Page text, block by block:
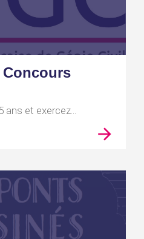
et exercez...